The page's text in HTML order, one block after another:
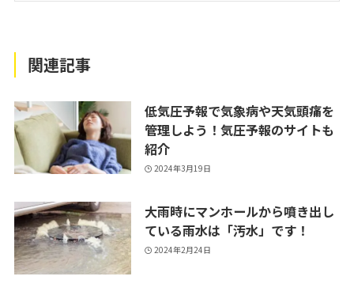
関連記事
低気圧予報で気象病や天気頭痛を
管理しよう！気圧予報のサイトも
紹介
2024年3月19日
大雨時にマンホールから噴き出し
ている雨水は「汚水」です！
2024年2月24日